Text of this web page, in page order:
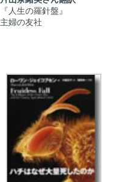
『人生の羅針盤』
主婦の友社